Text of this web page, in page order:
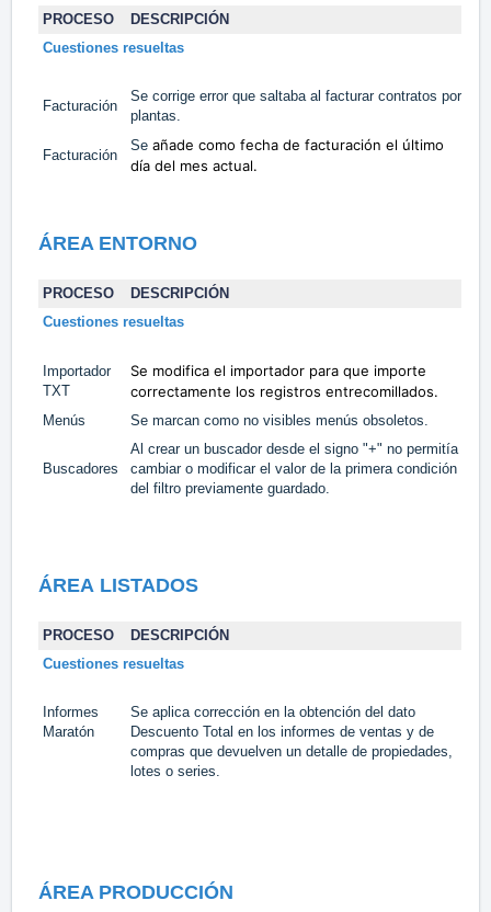
PROCESO DESCRIPCIÓN
Cuestiones resueltas
Facturación
Se corrige error que saltaba al facturar contratos por
plantas.
Facturación
Se añade como fecha de facturación el último
día del mes actual.
ÁREA ENTORNO
PROCESO DESCRIPCIÓN
Cuestiones resueltas
Importador
TXT
Se modifica el importador para que importe
correctamente los registros entrecomillados.
Menús Se marcan como no visibles menús obsoletos.
Buscadores
Al crear un buscador desde el signo "+" no permitía
cambiar o modificar el valor de la primera condición
del filtro previamente guardado.
ÁREA LISTADOS
PROCESO DESCRIPCIÓN
Cuestiones resueltas
Informes
Maratón
Se aplica corrección en la obtención del dato
Descuento Total en los informes de ventas y de
compras que devuelven un detalle de propiedades,
lotes o series.
ÁREA PRODUCCIÓN